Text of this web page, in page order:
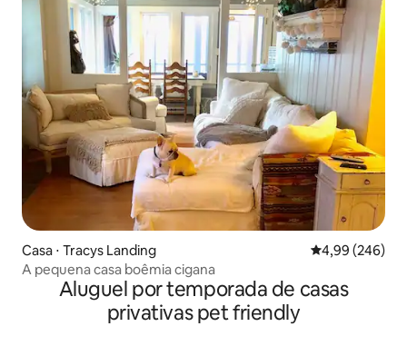
Casa ⋅ Tracys Landing 4,99 de uma
4,99 (246)
A pequena casa boêmia cigana
Aluguel por temporada de casas
privativas pet friendly